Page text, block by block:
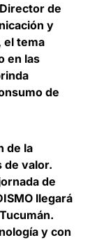
de
y
el tema
en las
de
de la
de valor.
de
llegará
y con